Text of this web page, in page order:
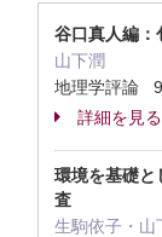
谷口真人編：
山下潤
地理学評論
詳細を見る
環境を基礎と
査
生駒依子・山